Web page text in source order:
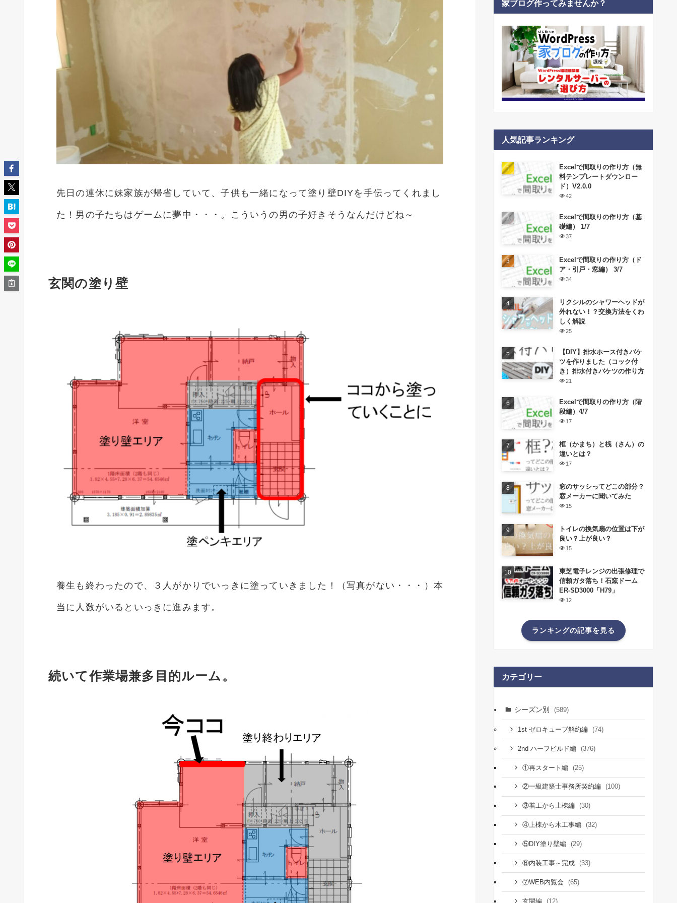
先日の連休に妹家族が帰省していて、子供も一緒になって塗り壁DIYを手伝ってくれまし
た！男の子たちはゲームに夢中・・・。こういうの男の子好きそうなんだけどね～
玄関の塗り壁
養生も終わったので、３人がかりでいっきに塗っていきました！（写真がない・・・）本
当に人数がいるといっきに進みます。
続いて作業場兼多目的ルーム。
家ブログ作ってみませんか？
人気記事ランキング
Excelで間取りの作り方（無
料テンプレートダウンロー
ド）V2.0.0
42
Excelで間取りの作り方（基
礎編） 1/7
37
Excelで間取りの作り方（ド
ア・引戸・窓編） 3/7
34
リクシルのシャワーヘッドが
外れない！？交換方法をくわ
しく解説
25
【DIY】排水ホース付きバケ
ツを作りました（コック付
き）排水付きバケツの作り方
21
Excelで間取りの作り方（階
段編）4/7
17
框（かまち）と桟（さん）の
違いとは？
17
窓のサッシってどこの部分？
窓メーカーに聞いてみた
15
トイレの換気扇の位置は下が
良い？上が良い？
15
東芝電子レンジの出張修理で
信頼ガタ落ち！石窯ドーム
ER-SD3000「H79」
12
ランキングの記事を見る
カテゴリー
シーズン別 (589)
1st ゼロキューブ解約編 (74)
2nd ハーフビルド編 (376)
①再スタート編 (25)
②一級建築士事務所契約編 (100)
③着工から上棟編 (30)
④上棟から木工事編 (32)
⑤DIY塗り壁編 (29)
⑥内装工事～完成 (33)
⑦WEB内覧会 (65)
玄関編 (12)